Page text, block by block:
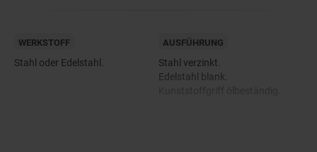
WERKSTOFF
Stahl oder Edelstahl.
AUSFÜHRUNG
Stahl verzinkt.
Edelstahl blank.